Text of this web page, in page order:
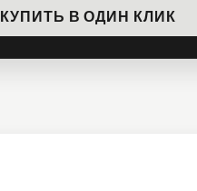
КУПИТЬ В ОДИН КЛИК